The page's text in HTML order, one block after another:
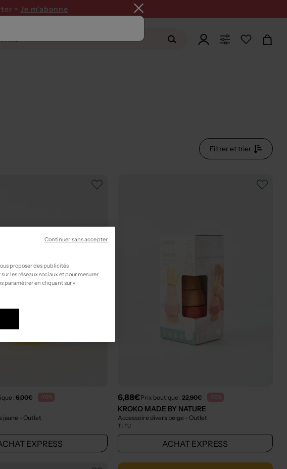
> Je m'abonne
Filtrer et trier
: 6,00€ -70%
jaune - Outlet
EXPRESS
6,88€Prix boutique : 22,90€ -70%
KROKO MADE BY NATURE
Accessoire divers beige - Outlet
T : TU
ACHAT EXPRESS
proposer des publicités
les réseaux sociaux et pour mesurer
paramétrer en cliquant sur «
Continuer sans accepter